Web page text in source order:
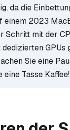
da die
einem 2023
Schritt mit der
GPUs
Sie eine
eine Tasse Kaffee!